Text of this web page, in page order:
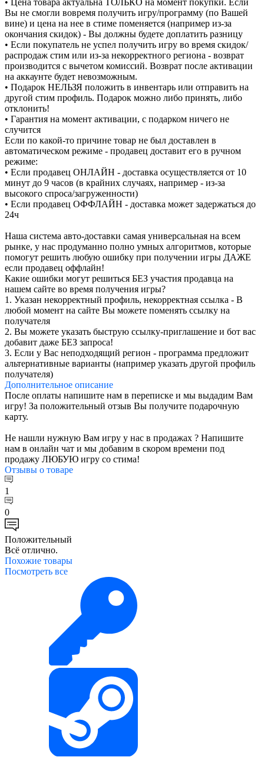
Вы не смогли вовремя получить игру/программу (по Вашей
вине) и цена на нее в стиме поменяется (например из-за
окончания скидок) - Вы должны будете доплатить разницу
• Если покупатель не успел получить игру во время скидок/
распродаж стим или из-за некорректного региона - возврат
производится с вычетом комиссий. Возврат после активации
на аккаунте будет невозможным.
• Подарок НЕЛЬЗЯ положить в инвентарь или отправить на
другой стим профиль. Подарок можно либо принять, либо
отклонить!
• Гарантия на момент активации, с подарком ничего не
случится
Если по какой-то причине товар не был доставлен в
автоматическом режиме - продавец доставит его в ручном
режиме:
• Если продавец ОНЛАЙН - доставка осуществляется от 10
минут до 9 часов (в крайних случаях, например - из-за
высокого спроса/загруженности)
• Если продавец ОФФЛАЙН - доставка может задержаться до
24ч
Наша система авто-доставки самая универсальная на всем
рынке, у нас продуманно полно умных алгоритмов, которые
помогут решить любую ошибку при получении игры ДАЖЕ
если продавец оффлайн!
Какие ошибки могут решиться БЕЗ участия продавца на
нашем сайте во время получения игры?
1. Указан некорректный профиль, некорректная ссылка - В
любой момент на сайте Вы можете поменять ссылку на
получателя
2. Вы можете указать быструю ссылку-приглашение и бот вас
добавит даже БЕЗ запроса!
3. Если у Вас неподходящий регион - программа предложит
альтернативные варианты (например указать другой профиль
получателя)
Дополнительное описание
После оплаты напишите нам в переписке и мы выдадим Вам
игру! За положительный отзыв Вы получите подарочную
карту.
Не нашли нужную Вам игру у нас в продажах ? Напишите
нам в онлайн чат и мы добавим в скором времени под
продажу ЛЮБУЮ игру со стима!
Отзывы о товаре
1
0
Положительный
Всё отлично.
Похожие товары
Посмотреть все